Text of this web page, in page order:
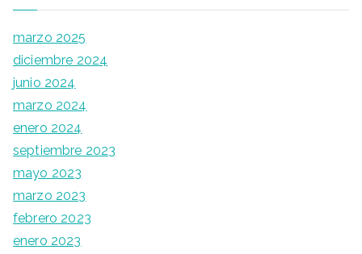
marzo 2025
diciembre 2024
junio 2024
marzo 2024
enero 2024
septiembre 2023
mayo 2023
marzo 2023
febrero 2023
enero 2023